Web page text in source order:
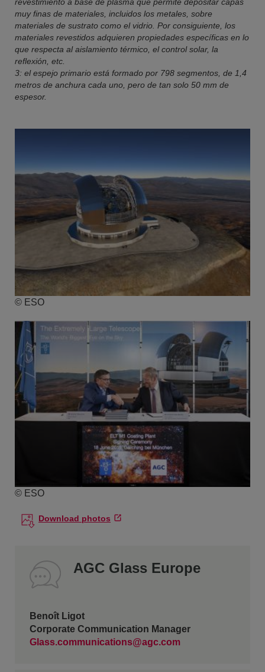
muy finas de materiales, incluidos los metales, sobre
materiales de sustrato como el vidrio. Por consiguiente, los
materiales revestidos adquieren propiedades específicas en lo
que respecta al aislamiento térmico, el control solar, la
reflexión, etc.
3: el espejo primario está formado por 798 segmentos, de 1,4
metros de anchura cada uno, pero de tan solo 50 mm de
espesor.
© ESO
© ESO
Download photos
AGC Glass Europe
Benoît Ligot
Corporate Communication Manager
Glass.communications@agc.com